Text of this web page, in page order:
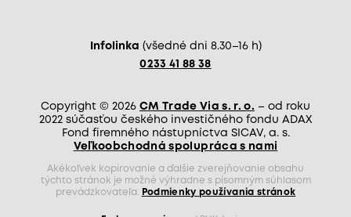
Infolinka (všedné dni 8.30–16 h)
0233 41 88 38
Copyright © 2026 CM Trade Via s. r. o. – od roku
2022 súčasťou českého investičného fondu ADAX
Fond firemného nástupníctva SICAV, a. s.
Veľkoobchodná spolupráca s nami
Akékoľvek kopírovanie a ďalšie zverejňovanie obsahu
týchto stránok je možné výhradne s písomným súhlasom
prevádzkovateľa.
Podmienky používania stránok